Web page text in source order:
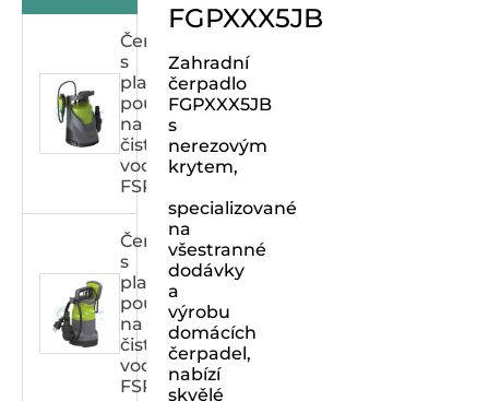
Čerpadlo
s
plastovým
pouzdrem
na
čistou
vodu
FSPXXX33C
Čerpadlo
s
plastovým
pouzdrem
na
čistou
vodu
FSPXXX32C
FGPXXX5JB
Zahradní
čerpadlo
FGPXXX5JB
s
nerezovým
krytem,
specializované
na
všestranné
dodávky
a
výrobu
domácích
čerpadel,
nabízí
skvělé